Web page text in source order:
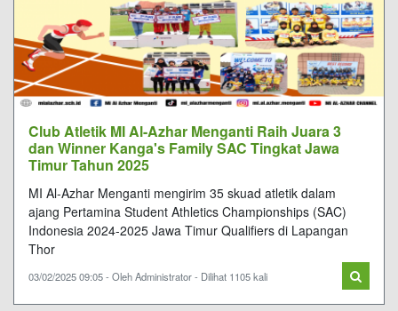
Club Atletik MI Al-Azhar Menganti Raih Juara 3
dan Winner Kanga's Family SAC Tingkat Jawa
Timur Tahun 2025
MI Al-Azhar Menganti mengirim 35 skuad atletik dalam
ajang Pertamina Student Athletics Championships (SAC)
Indonesia 2024-2025 Jawa Timur Qualifiers di Lapangan
Thor
03/02/2025 09:05 - Oleh Administrator - Dilihat 1105 kali